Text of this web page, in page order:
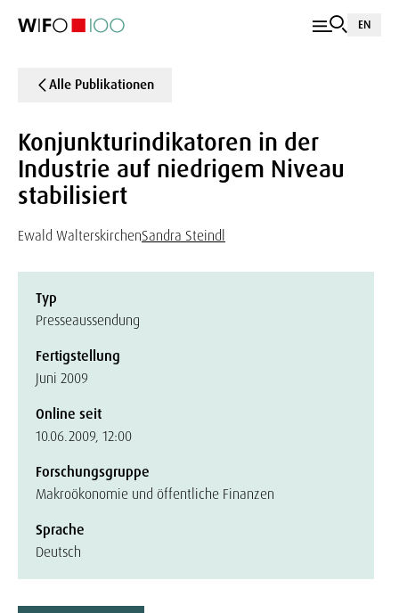
EN
Alle Publikationen
Konjunkturindikatoren in der
Industrie auf niedrigem Niveau
stabilisiert
Ewald WalterskirchenSandra Steindl
Typ
Presseaussendung
Fertigstellung
Juni 2009
Online seit
10.06.2009, 12:00
Forschungsgruppe
Makroökonomie und öffentliche Finanzen
Sprache
Deutsch